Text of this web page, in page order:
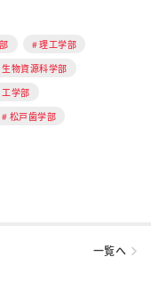
理工学部
生物資源科学部
工学部
松戸歯学部
一覧へ